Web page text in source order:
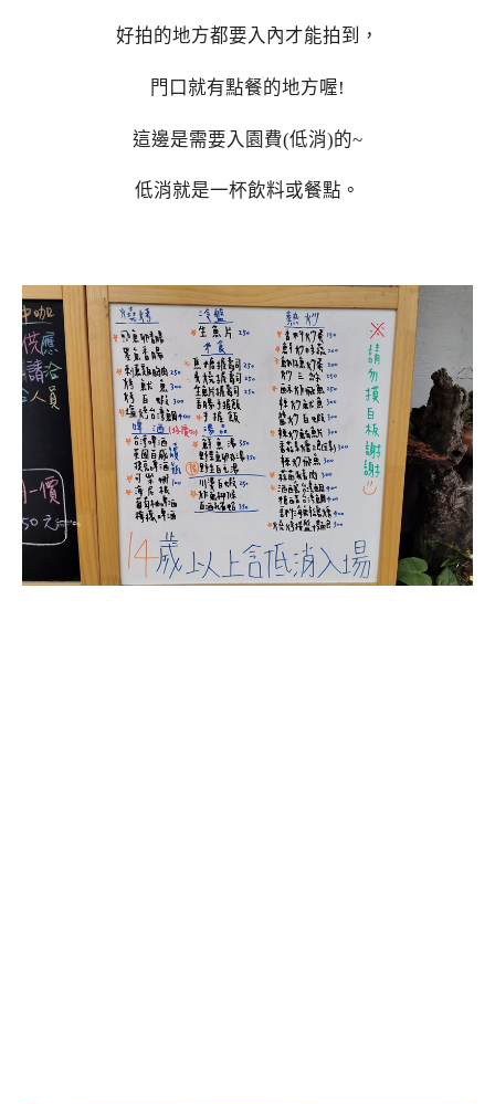
好拍的地方都要入內才能拍到，
門口就有點餐的地方喔!
這邊是需要入園費(低消)的~
低消就是一杯飲料或餐點。